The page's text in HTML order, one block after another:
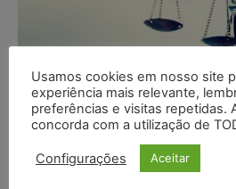
Petição – Família –
alimentos com
de alimentos
Usamos cookies em nosso site
experiência mais relevante,
preferências e visitas repetidas.
concorda com a utilização de
Configurações Aceitar